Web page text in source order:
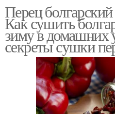
Перец
Как сушить
зиму в домашних
секреты сушки